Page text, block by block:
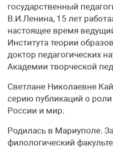
государственный
В.И.Ленина, 15 лет
настоящее время
Института теории
доктор педагогических
Академии творческой
Светлане Николаевне
серию публикаций о
России и мир.
Родилась в Мариуполе.
филологический